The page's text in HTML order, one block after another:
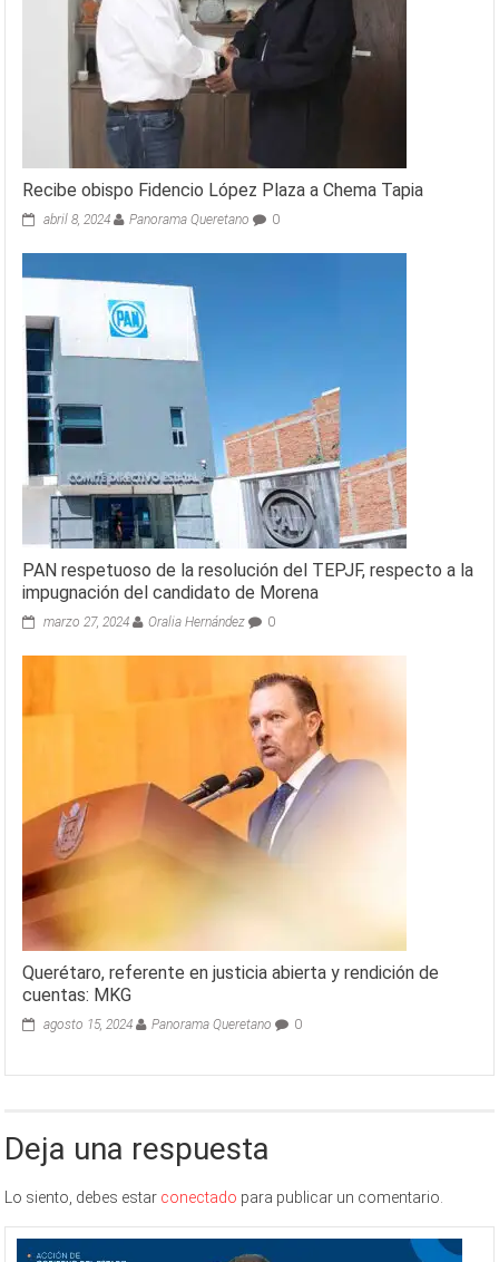
Recibe obispo Fidencio López Plaza a Chema Tapia
abril 8, 2024 Panorama Queretano 0
PAN respetuoso de la resolución del TEPJF, respecto a la
impugnación del candidato de Morena
marzo 27, 2024 Oralia Hernández 0
Querétaro, referente en justicia abierta y rendición de
cuentas: MKG
agosto 15, 2024 Panorama Queretano 0
Deja una respuesta
Lo siento, debes estar conectado para publicar un comentario.